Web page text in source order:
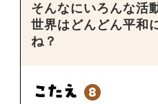
そんなにいろんな活
世界はどんどん平和
ね？